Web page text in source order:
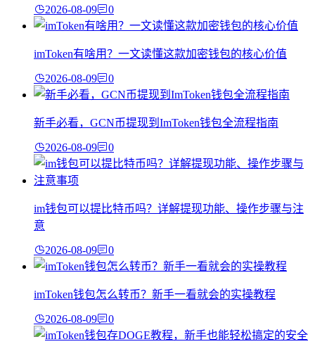
2026-08-09 0
imToken有啥用？一文读懂这款加密钱包的核心价值
2026-08-09 0
新手必看，GCN币提现到ImToken钱包全流程指南
2026-08-09 0
im钱包可以提比特币吗？详解提现功能、操作步骤与注
意
2026-08-09 0
imToken钱包怎么转币？新手一看就会的实操教程
2026-08-09 0